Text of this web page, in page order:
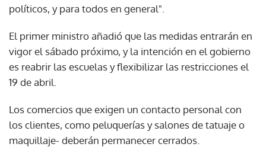
políticos, y para todos en general".
El primer ministro añadió que las medidas entrarán en
vigor el sábado próximo, y la intención en el gobierno
es reabrir las escuelas y flexibilizar las restricciones el
19 de abril.
Los comercios que exigen un contacto personal con
los clientes, como peluquerías y salones de tatuaje o
maquillaje- deberán permanecer cerrados.